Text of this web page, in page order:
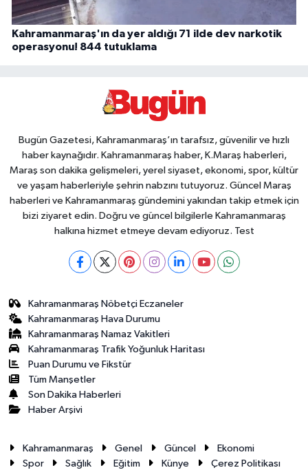
Kahramanmaraş'ın da yer aldığı 71 ilde dev narkotik
operasyonu! 844 tutuklama
Bugün Gazetesi, Kahramanmaraş’ın tarafsız, güvenilir ve hızlı
haber kaynağıdır. Kahramanmaraş haber, K.Maraş haberleri,
Maraş son dakika gelişmeleri, yerel siyaset, ekonomi, spor, kültür
ve yaşam haberleriyle şehrin nabzını tutuyoruz. Güncel Maraş
haberleri ve Kahramanmaraş gündemini yakından takip etmek için
bizi ziyaret edin. Doğru ve güncel bilgilerle Kahramanmaraş
halkına hizmet etmeye devam ediyoruz. Test
Kahramanmaraş Nöbetçi Eczaneler
Kahramanmaraş Hava Durumu
Kahramanmaraş Namaz Vakitleri
Kahramanmaraş Trafik Yoğunluk Haritası
Puan Durumu ve Fikstür
Tüm Manşetler
Son Dakika Haberleri
Haber Arşivi
Kahramanmaraş Genel Güncel
Ekonomi
Spor
Sağlık Eğitim Künye Çerez Politikası